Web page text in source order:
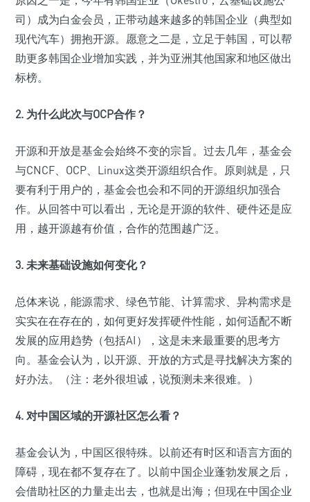
司）成为白金会员，正带动越来越多的韩国企业（典型如
现代汽车）拥抱开源。愿意之二是，立足于韩国，可以帮
助更多韩国企业增加实践，并为亚洲其他国家和地区做出
标榜。
2. 为什么此次与OCP合作？
开源和开放是基金会始终不变的宗旨。过去几年，基金会
与CNCF、OCP、Linux这类开源组织合作。原则就是，只
要有利于用户的，基金会也会和不同的开源组织加强合
作。从回答中可以看出，无论是开源的软件、硬件还是应
用，越开源越有价值，合作的范围越广泛。
3. 未来基础设施如何变化？
总体来说，能源需求、绿色节能、计算需求、异构需求是
实实在在存在的，如何更好发挥硬件性能，如何适配不断
发展的应用趋势（包括AI），这是未来最重要的思考方
向。基金会认为，以开源、开放的方式是寻找解决方案的
好办法。（注：老外很坦诚，说预测未来很难。）
4. 对中国区域的开源社区怎么看？
基金会认为，中国区很特殊。以前还有时区和语言方面的
障碍，现在都不复存在了。以前中国企业蓬勃发展之后，
会借助社区的力量走出去，也就是出海；但现在中国企业